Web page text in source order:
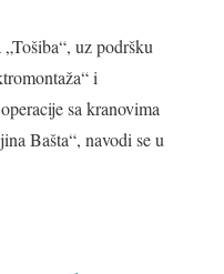
uz podršku
i
sa kranovima
Bašta“, navodi se u